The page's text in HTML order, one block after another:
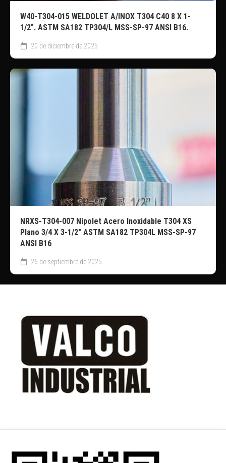
W40-T304-015 WELDOLET A/INOX T304 C40 8 X 1-
1/2″. ASTM SA182 TP304/L MSS-SP-97 ANSI B16.
20 de diciembre de 2025
NRXS-T304-007 Nipolet Acero Inoxidable T304 XS
Plano 3/4 X 3-1/2″ ASTM SA182 TP304L MSS-SP-97
ANSI B16
26 de septiembre de 2025